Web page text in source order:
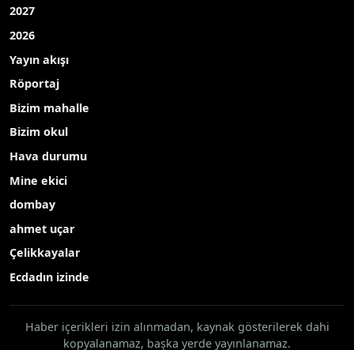
2027
2026
Yayın akışı
Röportaj
Bizim mahalle
Bizim okul
Hava durumu
Mine ekici
dombay
ahmet uçar
Çelikkayalar
Ecdadın izinde
Haber içerikleri izin alınmadan, kaynak gösterilerek dahi
kopyalanamaz, başka yerde yayınlanamaz.